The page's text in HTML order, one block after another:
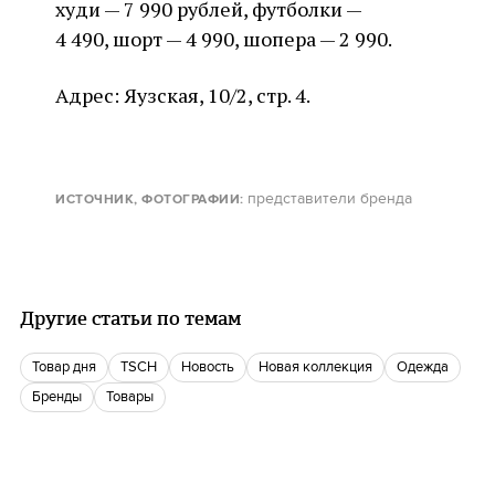
худи — 7 990 рублей, футболки —
4 490, шорт — 4 990, шопера — 2 990.
Адрес: Яузская, 10/2, стр. 4.
ИСТОЧНИК, ФОТОГРАФИИ: представители бренда
Другие статьи по темам
Товар дня TSCH Новость Новая коллекция
одежда
Бренды
Товары